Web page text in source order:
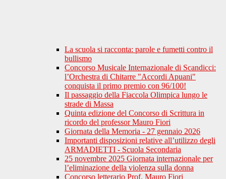
La scuola si racconta: parole e fumetti contro il
bullismo
Concorso Musicale Internazionale di Scandicci:
l’Orchestra di Chitarre "Accordi Apuani"
conquista il primo premio con 96/100!
Il passaggio della Fiaccola Olimpica lungo le
strade di Massa
Quinta edizione del Concorso di Scrittura in
ricordo del professor Mauro Fiori
Giornata della Memoria - 27 gennaio 2026
Importanti disposizioni relative all’utilizzo degli
ARMADIETTI - Scuola Secondaria
25 novembre 2025 Giornata internazionale per
l’eliminazione della violenza sulla donna
Concorso letterario Prof. Mauro Fiori